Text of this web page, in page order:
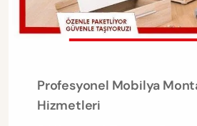
Profesyonel Mobilya
Hizmetleri